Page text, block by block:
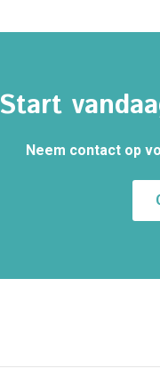
Start
Neem contact op